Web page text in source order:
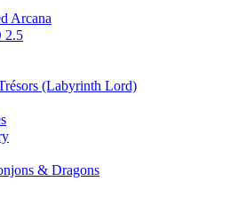
Arcana
(Labyrinth Lord)
& Dragons